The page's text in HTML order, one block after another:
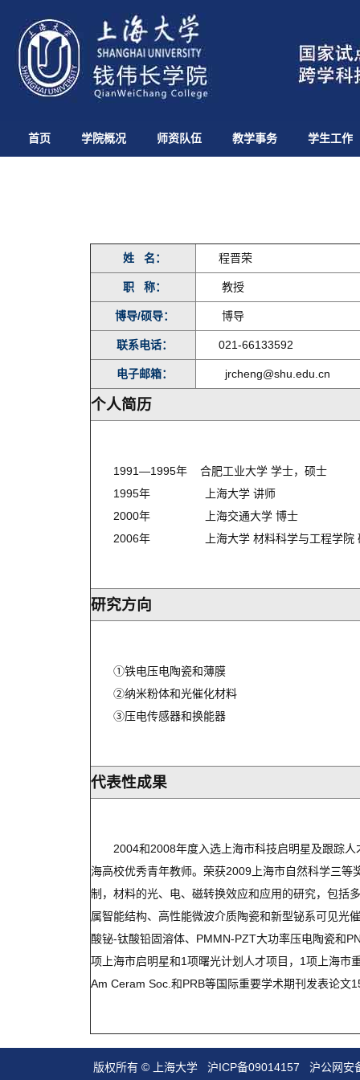
首页 学院概况 师资队伍 教学事务 学生工作
姓 名： 程晋荣
职 称： 教授
博导/硕导： 博导
联系电话： 021-66133592
电子邮箱： jrcheng@shu.edu.cn
个人简历
1991—1995年 合肥工业大学 学士，硕士
1995年 上海大学 讲师
2000年 上海交通大学 博士
2006年 上海大学 材料科学与工程学院
研究方向
①铁电压电陶瓷和薄膜
②纳米粉体和光催化材料
③压电传感器和换能器
代表性成果
2004和2008年度入选上海市科技启明星及跟踪
海高校优秀青年教师。荣获2009上海市自然科学三
制，材料的光、电、磁转换效应和应用的研究，包括
属智能结构、高性能微波介质陶瓷和新型铋系可见光
酸铋-钛酸铅固溶体、PMMN-PZT大功率压电陶瓷和
项上海市启明星和1项曙光计划人才项目，1项上海市
Am Ceram Soc.和PRB等国际重要学术期刊发表论文
版权所有 ©上海大学 沪ICP备09014157
沪公网安